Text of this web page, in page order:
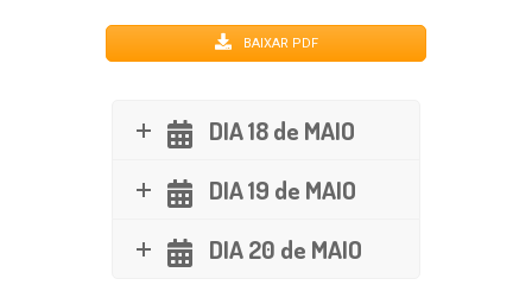
BAIXAR PDF
DIA 18 de MAIO
DIA 19 de MAIO
DIA 20 de MAIO